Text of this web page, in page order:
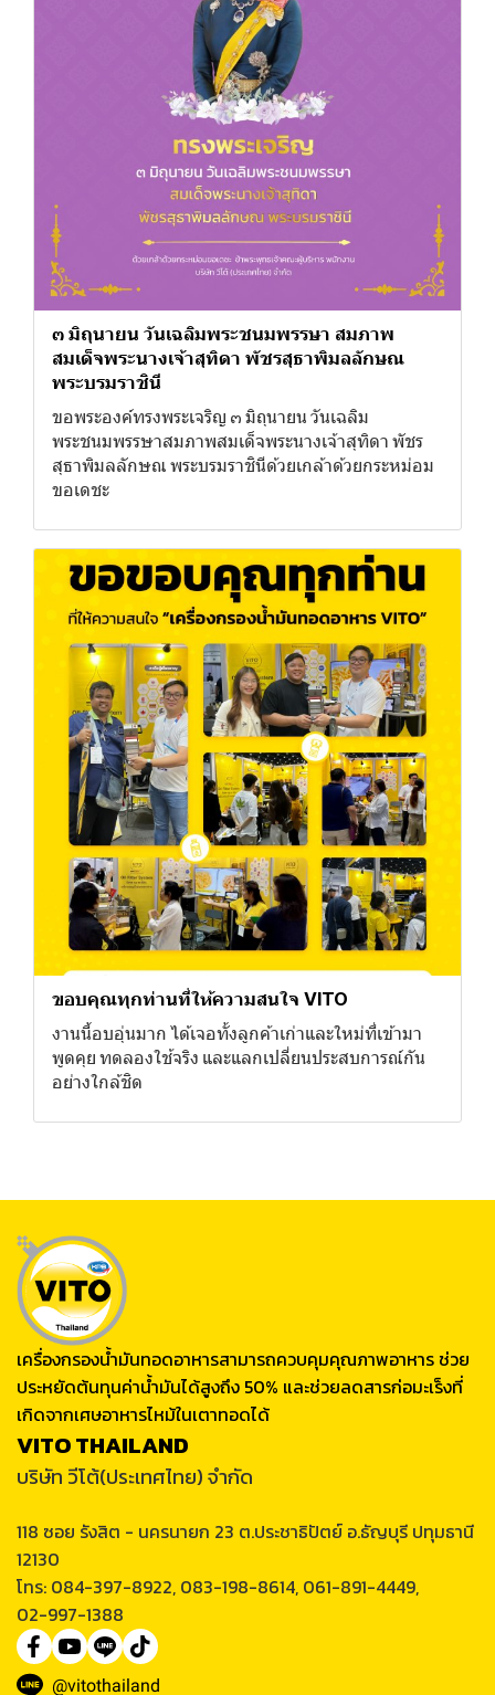
๓ มิถุนายน วันเฉลิมพระชนมพรรษา สมภาพ
สมเด็จพระนางเจ้าสุทิดา พัชรสุธาพิมลลักษณ
พระบรมราชินี
ขอพระองค์ทรงพระเจริญ ๓ มิถุนายน วันเฉลิม
พระชนมพรรษาสมภาพสมเด็จพระนางเจ้าสุทิดา พัชร
สุธาพิมลลักษณ พระบรมราชินีด้วยเกล้าด้วยกระหม่อม
ขอเดชะ
ขอบคุณทุกท่านที่ให้ความสนใจ VITO
งานนี้อบอุ่นมาก ได้เจอทั้งลูกค้าเก่าและใหม่ที่เข้ามา
พูดคุย ทดลองใช้จริง และแลกเปลี่ยนประสบการณ์กัน
อย่างใกล้ชิด
เครื่องกรองน้ำมันทอดอาหารสามารถควบคุมคุณภาพอาหาร ช่วย
ประหยัดต้นทุนค่าน้ำมันได้สูงถึง 50% และช่วยลดสารก่อมะเร็งที่
เกิดจากเศษอาหารไหม้ในเตาทอดได้
VITO THAILAND
บริษัท วีโต้(ประเทศไทย) จำกัด
118 ซอย รังสิต - นครนายก 23 ต.ประชาธิปัตย์ อ.ธัญบุรี ปทุมธานี
12130
โทร: 084-397-8922, 083-198-8614, 061-891-4449,
02-997-1388
@vitothailand